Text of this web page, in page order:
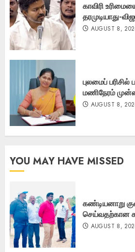
காவிரி
தரமுடியாது-
AUGUST 8,
புலமைப்
மணிநேரம்
AUGUST 8,
YOU MAY HAVE MISSED
கண்டியனாறு
செய்வதற்கான
AUGUST 8,